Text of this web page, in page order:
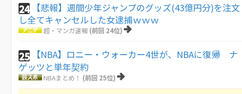
24
【悲報】週間少年ジャンプのグッズ(43億円分)を注文
し全てキャンセルした女逮捕ｗｗｗ
超・マンガ速報 (前回 24位)
25
【NBA】ロニー・ウォーカー4世が、NBAに復帰 ナ
ゲッツと単年契約
NBAまとめ！ (前回 25位)